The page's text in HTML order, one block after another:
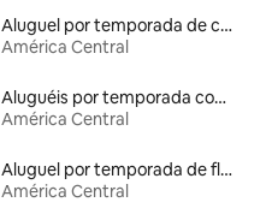
Aluguel por temporada de casas de hóspedes
América Central
Aluguéis por temporada com banheiro para PCD
América Central
Aluguel por temporada de flats
América Central